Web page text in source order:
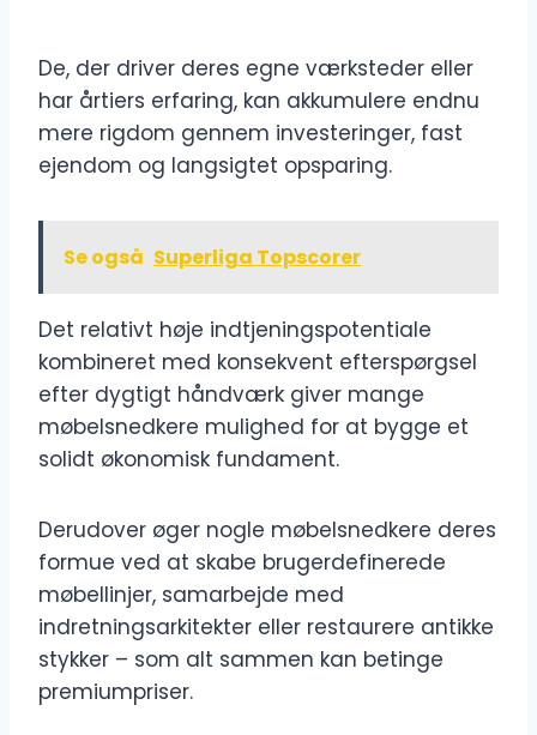
De, der driver deres egne værksteder eller
har årtiers erfaring, kan akkumulere endnu
mere rigdom gennem investeringer, fast
ejendom og langsigtet opsparing.
Se også Superliga Topscorer
Det relativt høje indtjeningspotentiale
kombineret med konsekvent efterspørgsel
efter dygtigt håndværk giver mange
møbelsnedkere mulighed for at bygge et
solidt økonomisk fundament.
Derudover øger nogle møbelsnedkere deres
formue ved at skabe brugerdefinerede
møbellinjer, samarbejde med
indretningsarkitekter eller restaurere antikke
stykker – som alt sammen kan betinge
premiumpriser.